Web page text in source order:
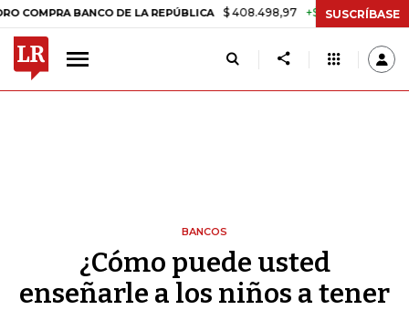
BANCO DE LA REPÚBLICA $ 408.498,97 +$ 8.753,81 +2,19%
SUSCRÍBASE
BANCOS
¿Cómo puede usted
enseñarle a los niños a tener